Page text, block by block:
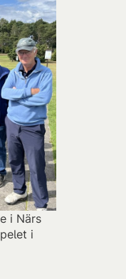
i Närs
i